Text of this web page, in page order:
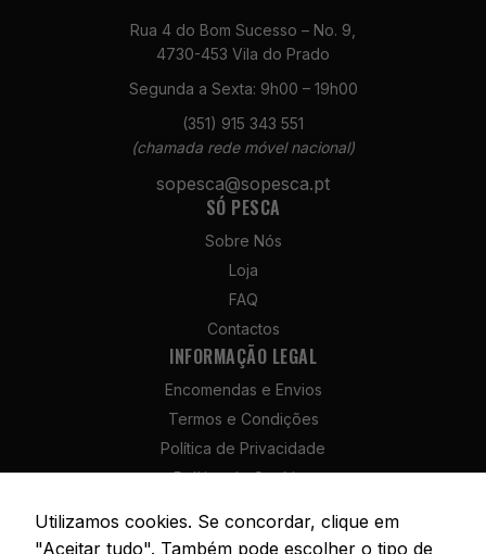
Rua 4 do Bom Sucesso – No. 9,
4730-453 Vila do Prado
Segunda a Sexta: 9h00 – 19h00
(351) 915 343 551
(chamada rede móvel nacional)
sopesca@sopesca.pt
SÓ PESCA
Sobre Nós
Loja
FAQ
Contactos
INFORMAÇÃO LEGAL
Encomendas e Envios
Termos e Condições
Política de Privacidade
Política de Cookies
Livro de Reclamações
Utilizamos cookies. Se concordar, clique em
"Aceitar tudo". Também pode escolher o tipo de
Necessários
Estes cookies
Estatísticas
possamos
e a estrutura
do site, com